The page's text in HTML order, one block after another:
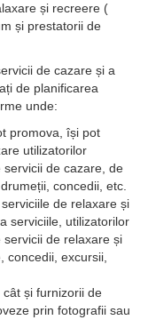
și recreere (
și prestatorii de
de cazare și a
de planificarea
unde:
promova, își pot
utilizatorilor
de cazare, de
concedii, etc.
de relaxare și
serviciile, utilizatorilor
de relaxare și
concedii, excursii,
și furnizorii de
prin fotografii sau